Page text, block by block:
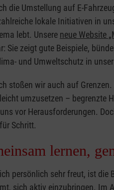
die Umstellung auf E-
lokale Initiativen in
lebt. Unsere neue Website
Sie zeigt gute Beispiele,
und Umweltschutz in
stoßen wir auch auf
umzusetzen – begrenzte
vor Herausforderungen.
Schritt.
lernen,
persönlich sehr freut, ist die
sich aktiv einzubringen. Im